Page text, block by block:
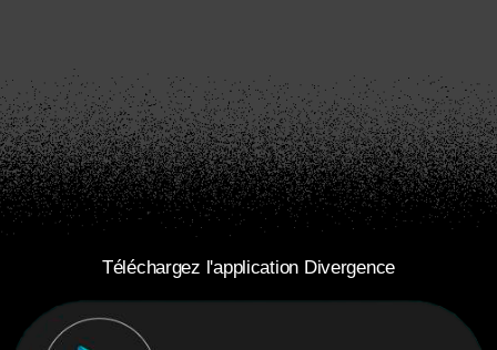
Téléchargez l'application Divergence